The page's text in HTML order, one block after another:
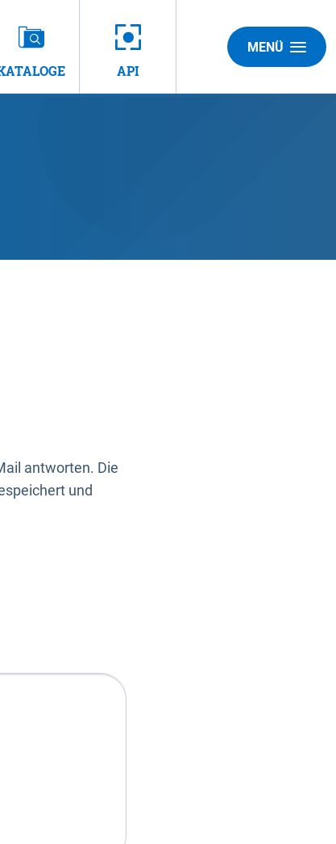
API
MENÜ
antworten. Die
und